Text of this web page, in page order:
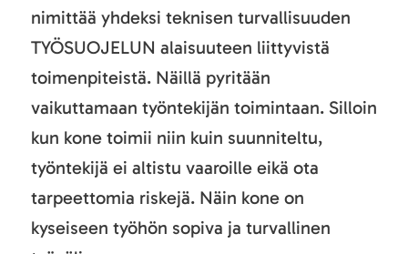
nimittää yhdeksi teknisen turvallisuuden
TYÖSUOJELUN alaisuuteen liittyvistä
toimenpiteistä. Näillä pyritään
vaikuttamaan työntekijän toimintaan. Silloin
kun kone toimii niin kuin suunniteltu,
työntekijä ei altistu vaaroille eikä ota
tarpeettomia riskejä. Näin kone on
kyseiseen työhön sopiva ja turvallinen